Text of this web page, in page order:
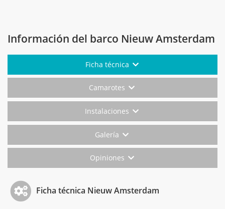
Información del barco Nieuw Amsterdam
Ficha técnica
Camarotes
Instalaciones
Galería
Opiniones
Ficha técnica Nieuw Amsterdam